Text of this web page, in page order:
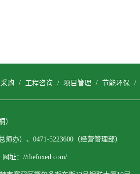
购 / 工程咨询 / 项目管理 / 节能环保 /
）
师办）、0471-5223600（经营管理部）
址：//thefoxed.com/